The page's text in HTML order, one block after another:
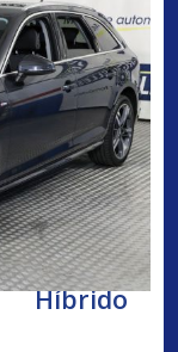
Híbrido